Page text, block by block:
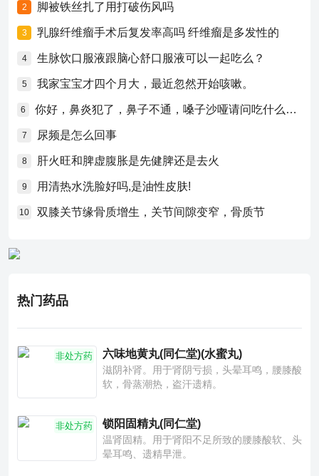
2 脚被铁丝扎了用打破伤风吗
3 乳腺纤维瘤手术后复发率高吗 纤维瘤是多发性的
4 生脉饮口服液跟脑心舒口服液可以一起吃么？
5 我家宝宝才四个月大，最近忽然开始咳嗽。
6 你好，鼻炎犯了，鼻子不通，嗓子沙哑请问吃什么药比较好？
7 尿频是怎么回事
8 肝火旺和脾虚腹胀是先健脾还是去火
9 用清热水洗脸好吗,是油性皮肤!
10 双膝关节缘骨质增生，关节间隙变窄，骨质节
热门药品
非处方药 六味地黄丸(同仁堂)(水蜜丸)
滋阴补肾。用于肾阴亏损，头晕耳鸣，腰膝酸
软，骨蒸潮热，盗汗遗精。
非处方药 锁阳固精丸(同仁堂)
温肾固精。用于肾阳不足所致的腰膝酸软、头
晕耳鸣、遗精早泄。